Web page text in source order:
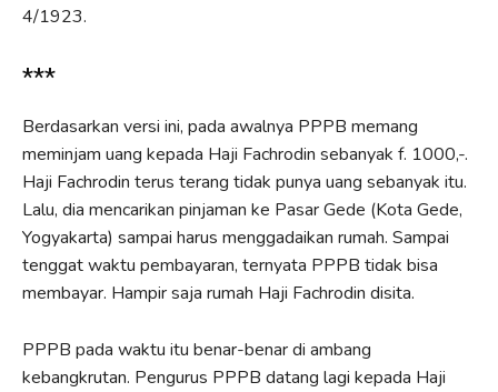
4/1923.
***
Berdasarkan versi ini, pada awalnya PPPB memang
meminjam uang kepada Haji Fachrodin sebanyak f. 1000,-.
Haji Fachrodin terus terang tidak punya uang sebanyak itu.
Lalu, dia mencarikan pinjaman ke Pasar Gede (Kota Gede,
Yogyakarta) sampai harus menggadaikan rumah. Sampai
tenggat waktu pembayaran, ternyata PPPB tidak bisa
membayar. Hampir saja rumah Haji Fachrodin disita.
PPPB pada waktu itu benar-benar di ambang
kebangkrutan. Pengurus PPPB datang lagi kepada Haji